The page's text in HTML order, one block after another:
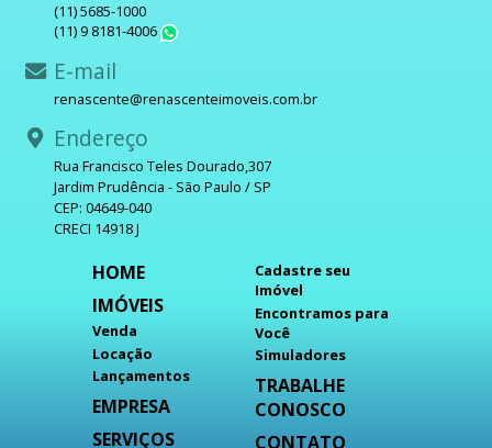
(11) 5685-1000
(11) 9 8181-4006
E-mail
renascente@renascenteimoveis.com.br
Endereço
Rua Francisco Teles Dourado,307
Jardim Prudência - São Paulo / SP
CEP: 04649-040
CRECI 14918 J
HOME
IMÓVEIS
Venda
Locação
Lançamentos
EMPRESA
SERVIÇOS
Cadastre seu
Imóvel
Encontramos para
Você
Simuladores
TRABALHE
CONOSCO
CONTATO